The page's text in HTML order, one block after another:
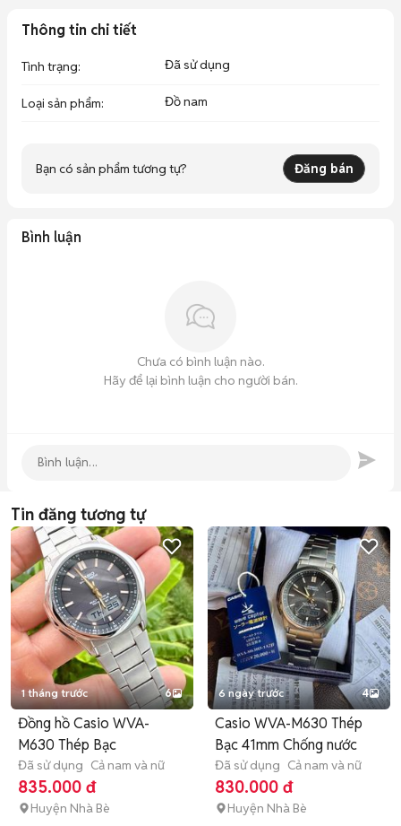
Thông tin chi tiết
Tình trạng: Đã sử dụng
Loại sản phẩm: Đồ nam
Bạn có sản phẩm tương tự? Đăng bán
Bình luận
Chưa có bình luận nào.
Hãy để lại bình luận cho người bán.
Tin đăng tương tự
1 tháng trước 6
Đồng hồ Casio WVA-
M630 Thép Bạc
Đã sử dụng Cả nam và nữ
835.000 đ
Huyện Nhà Bè
6 ngày trước 4
Casio WVA-M630 Thép
Bạc 41mm Chống nước
Đã sử dụng Cả nam và nữ
830.000 đ
Huyện Nhà Bè